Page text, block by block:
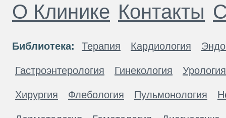
О Клинике Контакты
Библиотека: Терапия Кардиология
Гастроэнтерология Гинекология Урология
Хирургия Флебология Пульмонология